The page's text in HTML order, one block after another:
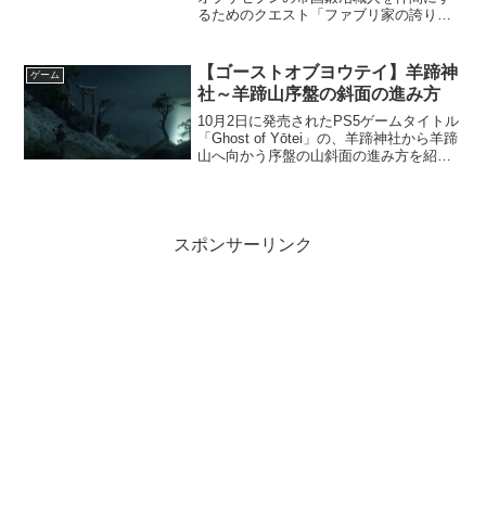
るためのクエスト「ファブリ家の誇り」
方が分かりにくいルドン高原とサラマッ
トの純鉄石の取り方を解...
ゲーム
【ゴーストオブヨウテイ】羊蹄神
社～羊蹄山序盤の斜面の進み方
10月2日に発売されたPS5ゲームタイトル
「Ghost of Yōtei」の、羊蹄神社から羊蹄
山へ向かう序盤の山斜面の進み方を紹介
スポンサーリンク